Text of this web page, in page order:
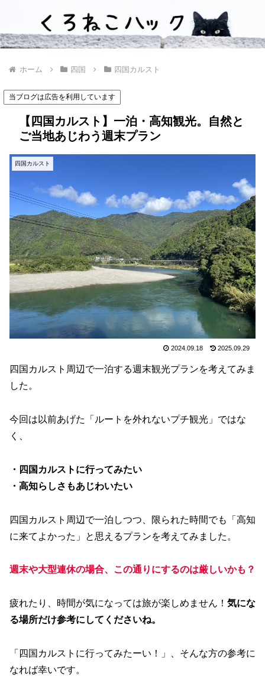
ホーム 四国 四国カルスト
当ブログは広告を利用しています
【四国カルスト】一泊・高知観光。自然と
ご当地あじわう週末プラン
四国カルスト
2024.09.18 2025.09.29
四国カルスト周辺で一泊する週末観光プランを考えてみま
した。
今回は以前あげた「ルートを外れないプチ観光」ではな
く、
・四国カルストに行ってみたい
・高知らしさもあじわいたい
四国カルスト周辺で一泊しつつ、限られた時間でも「高知
に来てよかった」と思えるプランを考えてみました。
週末や大型連休の場合、この通りにするのは厳しいかも？
疲れたり、時間が気になっては旅が楽しめません！ 気にな
る場所だけ参考にしてくださいね。
「四国カルストに行ってみたーい！」、そんな方の参考に
なれば幸いです。